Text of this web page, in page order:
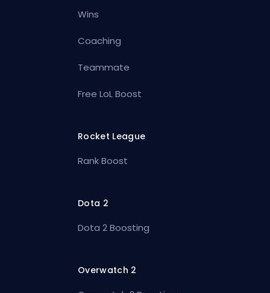
Wins
Coaching
Teammate
Free LoL Boost
Rocket League
Rank Boost
Dota 2
Dota 2 Boosting
Overwatch 2